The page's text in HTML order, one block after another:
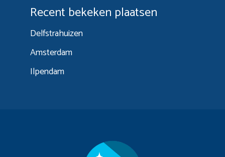
Recent bekeken plaatsen
Delfstrahuizen
Amsterdam
Ilpendam